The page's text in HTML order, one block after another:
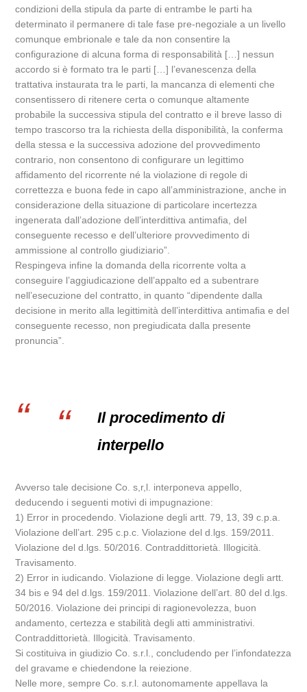
condizioni della stipula da parte di entrambe le parti ha
determinato il permanere di tale fase pre-negoziale a un livello
comunque embrionale e tale da non consentire la
configurazione di alcuna forma di responsabilità […] nessun
accordo si è formato tra le parti […] l’evanescenza della
trattativa instaurata tra le parti, la mancanza di elementi che
consentissero di ritenere certa o comunque altamente
probabile la successiva stipula del contratto e il breve lasso di
tempo trascorso tra la richiesta della disponibilità, la conferma
della stessa e la successiva adozione del provvedimento
contrario, non consentono di configurare un legittimo
affidamento del ricorrente né la violazione di regole di
correttezza e buona fede in capo all’amministrazione, anche in
considerazione della situazione di particolare incertezza
ingenerata dall’adozione dell’interdittiva antimafia, del
conseguente recesso e dell’ulteriore provvedimento di
ammissione al controllo giudiziario”.
Respingeva infine la domanda della ricorrente volta a
conseguire l’aggiudicazione dell’appalto ed a subentrare
nell’esecuzione del contratto, in quanto “dipendente dalla
decisione in merito alla legittimità dell’interdittiva antimafia e del
conseguente recesso, non pregiudicata dalla presente
pronuncia”.
Il procedimento di
interpello
Avverso tale decisione Co. s,r,l. interponeva appello,
deducendo i seguenti motivi di impugnazione:
1) Error in procedendo. Violazione degli artt. 79, 13, 39 c.p.a.
Violazione dell’art. 295 c.p.c. Violazione del d.lgs. 159/2011.
Violazione del d.lgs. 50/2016. Contraddittorietà. Illogicità.
Travisamento.
2) Error in iudicando. Violazione di legge. Violazione degli artt.
34 bis e 94 del d.lgs. 159/2011. Violazione dell’art. 80 del d.lgs.
50/2016. Violazione dei principi di ragionevolezza, buon
andamento, certezza e stabilità degli atti amministrativi.
Contraddittorietà. Illogicità. Travisamento.
Si costituiva in giudizio Co. s.r.l., concludendo per l’infondatezza
del gravame e chiedendone la reiezione.
Nelle more, sempre Co. s.r.l. autonomamente appellava la